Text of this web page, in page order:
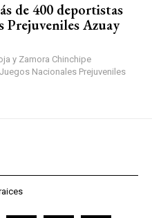
de 400 deportistas
Prejuveniles Azuay
y Zamora Chinchipe
Nacionales Prejuveniles